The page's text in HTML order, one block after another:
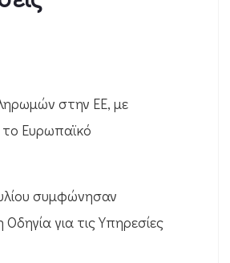
στην ΕΕ, με
Ευρωπαϊκό
συμφώνησαν
για τις Υπηρεσίες